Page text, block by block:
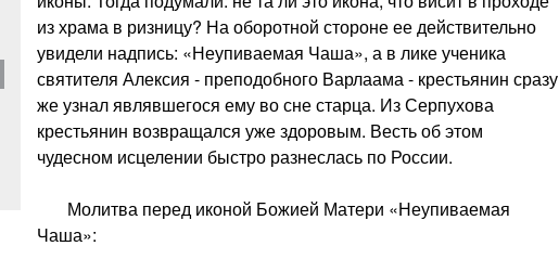
из храма в ризницу? На оборотной стороне ее действительно
увидели надпись: «Неупиваемая Чаша», а в лике ученика
святителя Алексия - преподобного Варлаама - крестьянин сразу
же узнал являвшегося ему во сне старца. Из Серпухова
крестьянин возвращался уже здоровым. Весть об этом
чудесном исцелении быстро разнеслась по России.
Молитва перед иконой Божией Матери «Неупиваемая
Чаша»: